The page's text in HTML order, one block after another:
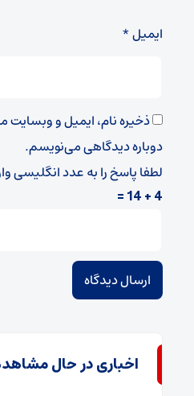
ایمیل*
ذخیره نام، ایمیل و وبسایت
دوباره دیدگاهی می‌نویسم.
لطفا پاسخ را به عدد انگلیسی
4 + 14 =
اخباری در حال